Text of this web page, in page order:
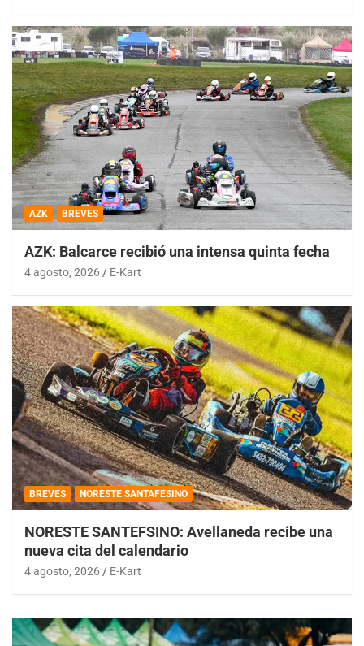
AZK BREVES
AZK: Balcarce recibió una intensa quinta fecha
4 agosto, 2026 E-Kart
BREVES NORESTE SANTAFESINO
NORESTE SANTEFSINO: Avellaneda recibe una
nueva cita del calendario
4 agosto, 2026 E-Kart